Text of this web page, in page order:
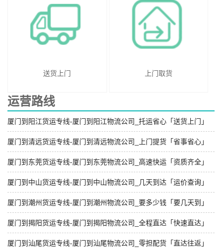
送货上门 上门取货
运营路线
厦门到阳江货运专线-厦门到阳江物流公司_托运省心「送货上门」
厦门到清远货运专线-厦门到清远物流公司_上门提货「省事省心」
厦门到东莞货运专线-厦门到东莞物流公司_高速快运「资质齐全」
厦门到中山货运专线-厦门到中山物流公司_几天到达「运价查询」
厦门到潮州货运专线-厦门到潮州物流公司_要多少钱「要几天到」
厦门到揭阳货运专线-厦门到揭阳物流公司_全程直达「快速直达」
厦门到汕尾货运专线-厦门到汕尾物流公司_零担配货「直达往返」